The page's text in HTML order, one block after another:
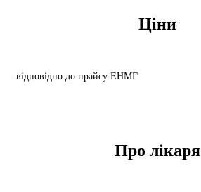
Ціни
відповідно до прайсу ЕНМГ
Про лікаря